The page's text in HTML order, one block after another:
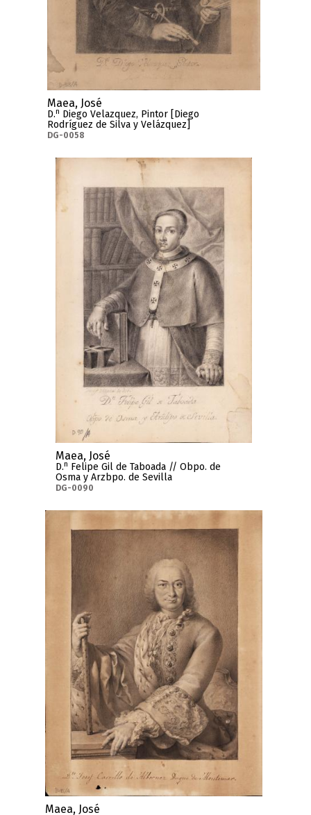
Maea, José
D.n Diego Velazquez, Pintor [Diego
Rodríguez de Silva y Velázquez]
DG-0058
Maea, José
D.n Felipe Gil de Taboada // Obpo. de
Osma y Arzbpo. de Sevilla
DG-0090
Maea, José